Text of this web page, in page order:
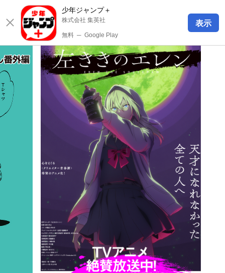
少年ジャンプ＋
株式会社 集英社
無料 ─ Google Play
表示
詳細ページへのリンク